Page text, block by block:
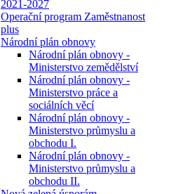
2021-2027
Operační program Zaměstnanost
plus
Národní plán obnovy
Národní plán obnovy -
Ministerstvo zemědělství
Národní plán obnovy -
Ministerstvo práce a
sociálních věcí
Národní plán obnovy -
Ministerstvo průmyslu a
obchodu I.
Národní plán obnovy -
Ministerstvo průmyslu a
obchodu II.